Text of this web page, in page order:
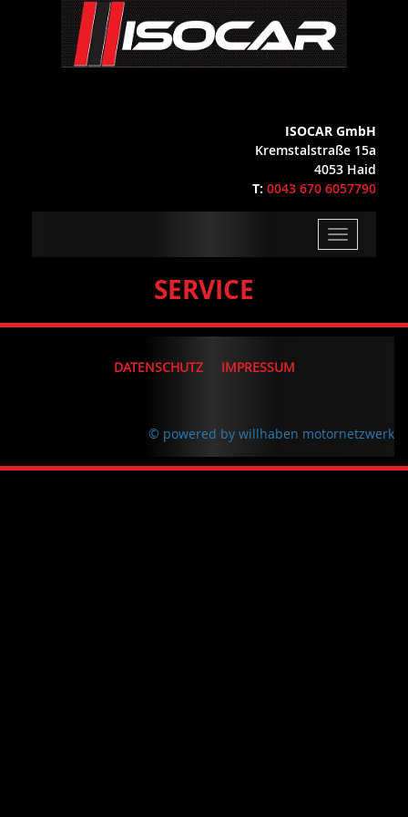
ISOCAR GmbH
Kremstalstraße 15a
4053 Haid
T: 0043 670 6057790
Toggle
navigation
SERVICE
DATENSCHUTZ IMPRESSUM
© powered by willhaben motornetzwerk